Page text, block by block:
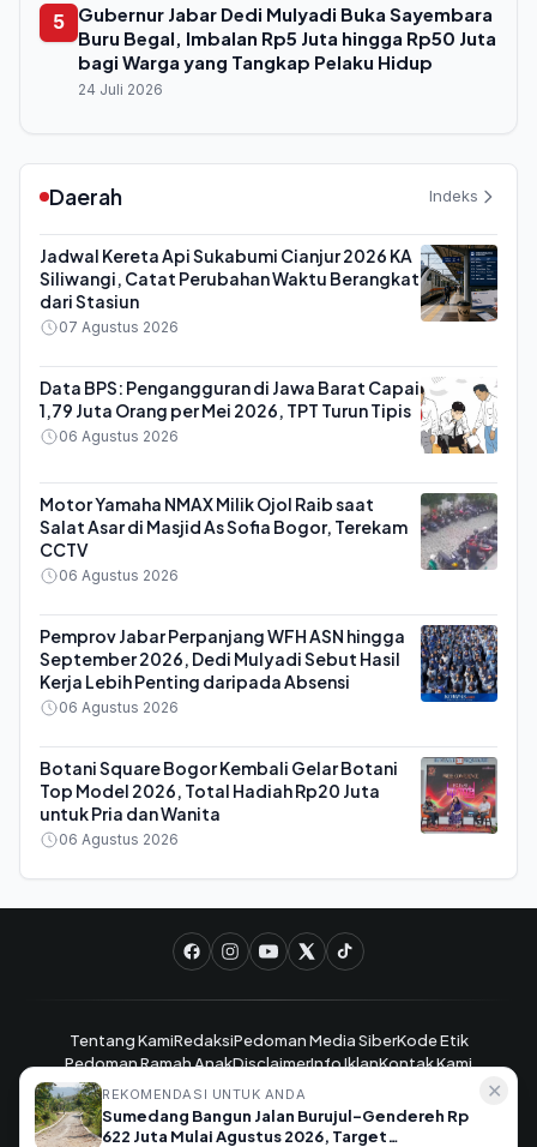
REKOMENDASI UNTUK ANDA
Sumedang Bangun Jalan Burujul-Gendereh Rp
622 Juta Mulai Agustus 2026, Target
✕
5
Gubernur Jabar Dedi Mulyadi Buka Sayembara
Buru Begal, Imbalan Rp5 Juta hingga Rp50 Juta
bagi Warga yang Tangkap Pelaku Hidup
24 Juli 2026
Daerah Indeks
Jadwal Kereta Api Sukabumi Cianjur 2026 KA
Siliwangi, Catat Perubahan Waktu Berangkat
dari Stasiun
07 Agustus 2026
Data BPS: Pengangguran di Jawa Barat Capai
1,79 Juta Orang per Mei 2026, TPT Turun Tipis
06 Agustus 2026
Motor Yamaha NMAX Milik Ojol Raib saat
Salat Asar di Masjid As Sofia Bogor, Terekam
CCTV
06 Agustus 2026
Pemprov Jabar Perpanjang WFH ASN hingga
September 2026, Dedi Mulyadi Sebut Hasil
Kerja Lebih Penting daripada Absensi
06 Agustus 2026
Botani Square Bogor Kembali Gelar Botani
Top Model 2026, Total Hadiah Rp20 Juta
untuk Pria dan Wanita
06 Agustus 2026
Tentang KamiRedaksiPedoman Media SiberKode Etik
Pedoman Ramah AnakDisclaimerInfo IklanKontak Kami
JabarKlik.com - Satu Klik Berita Jawa Barat © 2025. All rights